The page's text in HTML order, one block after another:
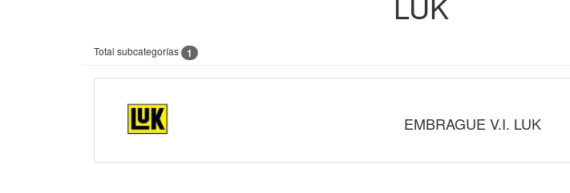
Total subcategorías 1
EMBRAGUE V.I. LUK